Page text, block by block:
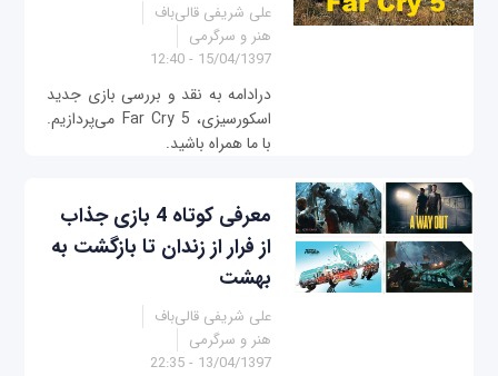
علی شریفی قالی‌باف
هنر و سرگرمی
15/04/1397 - 12:40
درادامه به نقد و بررسی بازی جدید
اسکورسیزی، Far Cry 5 می‌پردازیم.
با ما همراه باشید.
معرفی کوتاه 4 بازی‌ جذاب
از فرار از زندان تا بازگشت به
بهشت
علی شریفی قالی‌باف
هنر و سرگرمی
13/04/1397 - 22:35